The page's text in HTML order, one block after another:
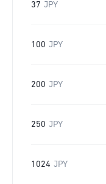
37 JPY
100 JPY
200 JPY
250 JPY
1024 JPY